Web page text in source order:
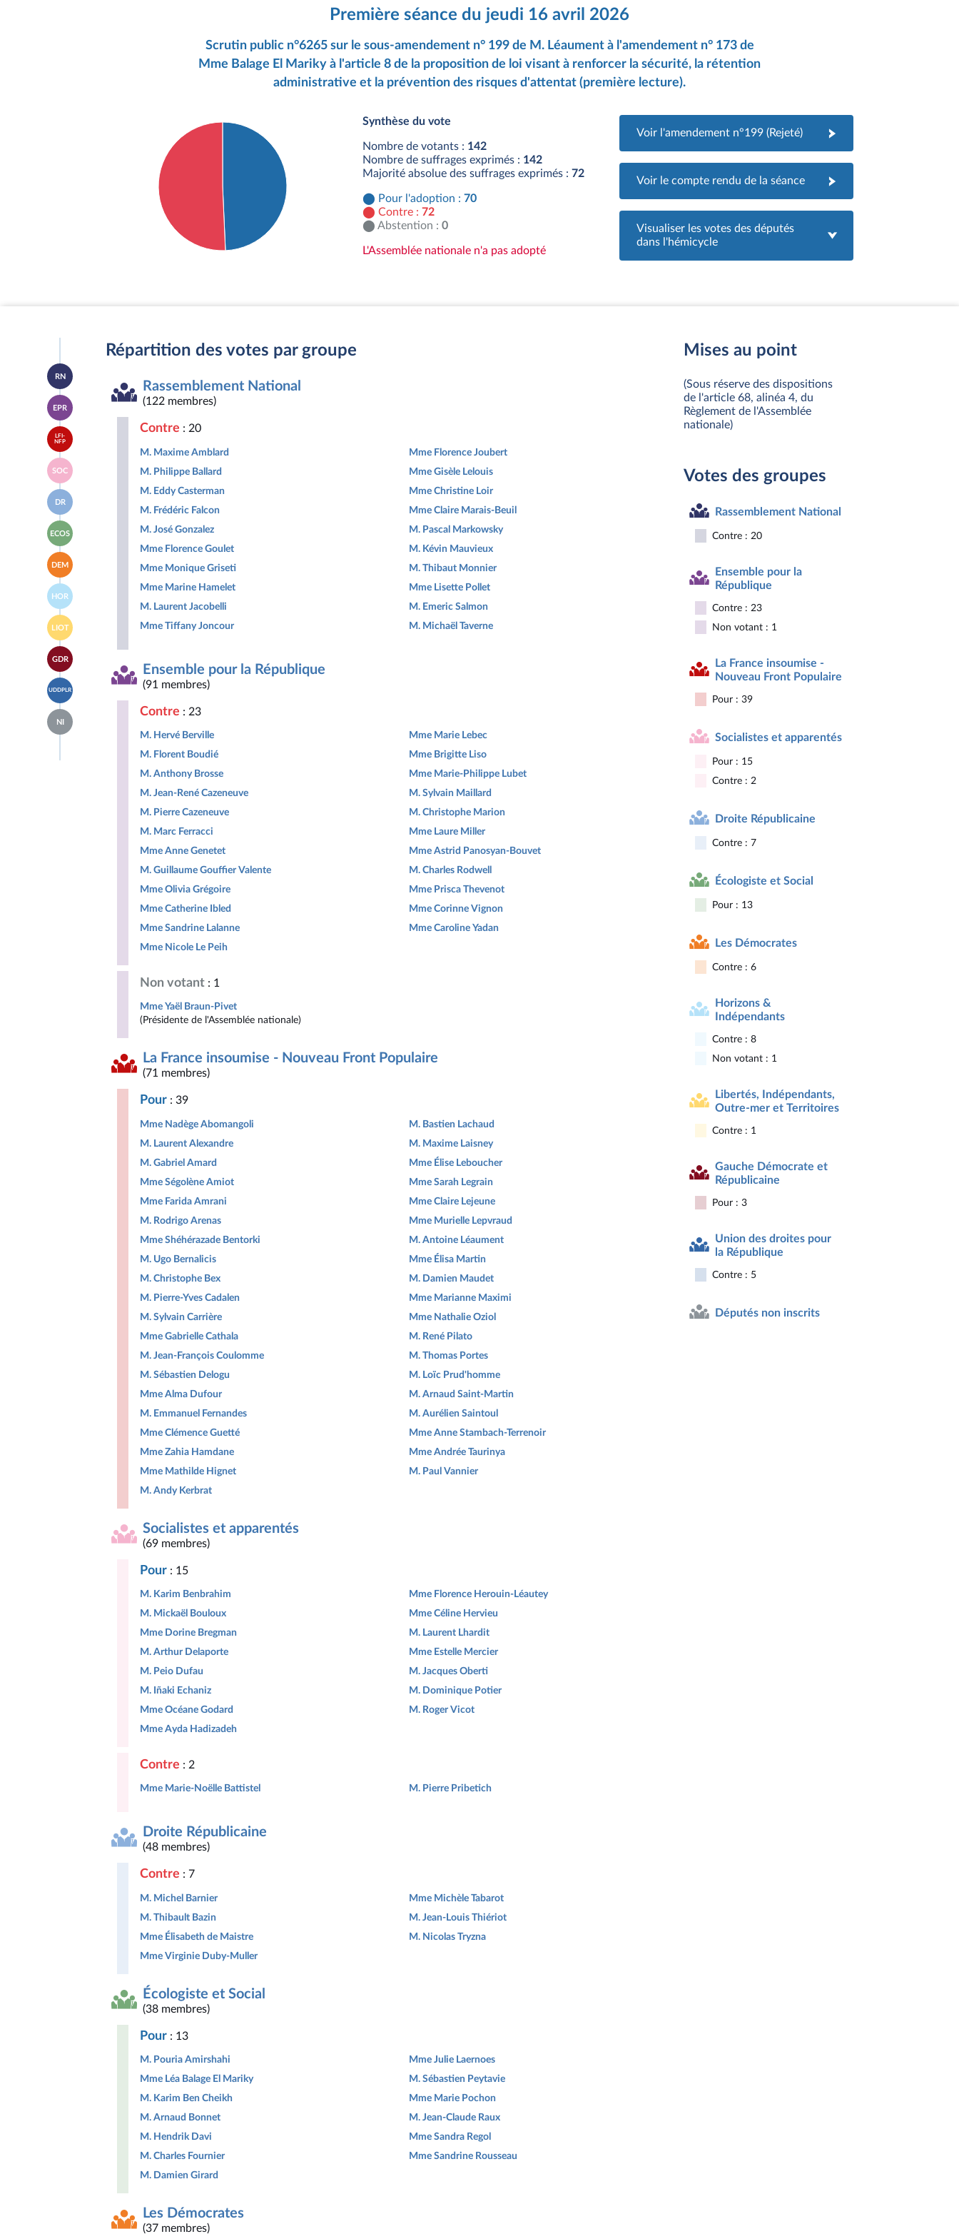
Première séance du jeudi 16 avril 2026
Scrutin public n°6265 sur le sous-amendement n° 199 de M. Léaument à l'amendement n° 173 de
Mme Balage El Mariky à l'article 8 de la proposition de loi visant à renforcer la sécurité, la rétention
administrative et la prévention des risques d'attentat (première lecture).
Synthèse du vote
Nombre de votants : 142
Nombre de suffrages exprimés : 142
Majorité absolue des suffrages exprimés : 72
Pour l'adoption : 70
Contre : 72
Abstention : 0
L'Assemblée nationale n'a pas adopté
Voir l'amendement n°199 (Rejeté)
Voir le compte rendu de la séance
Visualiser les votes des députés
dans l'hémicycle
Accéder
à la
page
du
groupe
Rassemblement
National
RN
Accéder
à la
page
du
groupe
Ensemble
pour
la
République
EPR
Accéder
à la
page
du
groupe
La
France
insoumise
-
Nouveau
Front
Populaire
LFI-
NFP
Accéder
à la
page
du
groupe
Socialistes
et
apparentés
SOC
Accéder
à la
page
du
groupe
Droite
Républicaine
DR
Accéder
à la
page
du
groupe
Écologiste
et
Social
ECOS
Accéder
à la
page
du
groupe
Les
Démocrates
DEM
Accéder
à la
page
du
groupe
Horizons
&
Indépendants
HOR
Accéder
à la
page
du
groupe
Libertés,
Indépendants,
Outre-
mer
et
Territoires
LIOT
Accéder
à la
page
du
groupe
Gauche
Démocrate
et
GDR
Accéder
à la
page
du
groupe
droites
UDDPLR
Accéder
à la
page
groupe
NI
Répartition des votes par groupe
Rassemblement National
(122 membres)
Contre : 20
M. Maxime Amblard
M. Philippe Ballard
M. Eddy Casterman
M. Frédéric Falcon
M. José Gonzalez
Mme Florence Goulet
Mme Monique Griseti
Mme Marine Hamelet
M. Laurent Jacobelli
Mme Tiffany Joncour
Mme Florence Joubert
Mme Gisèle Lelouis
Mme Christine Loir
Mme Claire Marais-Beuil
M. Pascal Markowsky
M. Kévin Mauvieux
M. Thibaut Monnier
Mme Lisette Pollet
M. Emeric Salmon
M. Michaël Taverne
Ensemble pour la République
(91 membres)
Contre : 23
M. Hervé Berville
M. Florent Boudié
M. Anthony Brosse
M. Jean-René Cazeneuve
M. Pierre Cazeneuve
M. Marc Ferracci
Mme Anne Genetet
M. Guillaume Gouffier Valente
Mme Olivia Grégoire
Mme Catherine Ibled
Mme Sandrine Lalanne
Mme Nicole Le Peih
Mme Marie Lebec
Mme Brigitte Liso
Mme Marie-Philippe Lubet
M. Sylvain Maillard
M. Christophe Marion
Mme Laure Miller
Mme Astrid Panosyan-Bouvet
M. Charles Rodwell
Mme Prisca Thevenot
Mme Corinne Vignon
Mme Caroline Yadan
Non votant : 1
Mme Yaël Braun-Pivet
(Présidente de l'Assemblée nationale)
La France insoumise - Nouveau Front Populaire
(71 membres)
Pour : 39
Mme Nadège Abomangoli
M. Laurent Alexandre
M. Gabriel Amard
Mme Ségolène Amiot
Mme Farida Amrani
M. Rodrigo Arenas
Mme Shéhérazade Bentorki
M. Ugo Bernalicis
M. Christophe Bex
M. Pierre-Yves Cadalen
M. Sylvain Carrière
Mme Gabrielle Cathala
M. Jean-François Coulomme
M. Sébastien Delogu
Mme Alma Dufour
M. Emmanuel Fernandes
Mme Clémence Guetté
Mme Zahia Hamdane
Mme Mathilde Hignet
M. Andy Kerbrat
M. Bastien Lachaud
M. Maxime Laisney
Mme Élise Leboucher
Mme Sarah Legrain
Mme Claire Lejeune
Mme Murielle Lepvraud
M. Antoine Léaument
Mme Élisa Martin
M. Damien Maudet
Mme Marianne Maximi
Mme Nathalie Oziol
M. René Pilato
M. Thomas Portes
M. Loïc Prud'homme
M. Arnaud Saint-Martin
M. Aurélien Saintoul
Mme Anne Stambach-Terrenoir
Mme Andrée Taurinya
M. Paul Vannier
Socialistes et apparentés
(69 membres)
Pour : 15
M. Karim Benbrahim
M. Mickaël Bouloux
Mme Dorine Bregman
M. Arthur Delaporte
M. Peio Dufau
M. Iñaki Echaniz
Mme Océane Godard
Mme Ayda Hadizadeh
Mme Florence Herouin-Léautey
Mme Céline Hervieu
M. Laurent Lhardit
Mme Estelle Mercier
M. Jacques Oberti
M. Dominique Potier
M. Roger Vicot
Contre : 2
Mme Marie-Noëlle Battistel M. Pierre Pribetich
Droite Républicaine
(48 membres)
Contre : 7
M. Michel Barnier
M. Thibault Bazin
Mme Élisabeth de Maistre
Mme Virginie Duby-Muller
Mme Michèle Tabarot
M. Jean-Louis Thiériot
M. Nicolas Tryzna
Écologiste et Social
(38 membres)
Pour : 13
M. Pouria Amirshahi
Mme Léa Balage El Mariky
M. Karim Ben Cheikh
M. Arnaud Bonnet
M. Hendrik Davi
M. Charles Fournier
M. Damien Girard
Mme Julie Laernoes
M. Sébastien Peytavie
Mme Marie Pochon
M. Jean-Claude Raux
Mme Sandra Regol
Mme Sandrine Rousseau
Les Démocrates
(37 membres)
Mises au point
(Sous réserve des dispositions
de l'article 68, alinéa 4, du
Règlement de l'Assemblée
nationale)
Votes des groupes
Rassemblement National
Contre : 20
Ensemble pour la
République
Contre : 23
Non votant : 1
La France insoumise -
Nouveau Front Populaire
Pour : 39
Socialistes et apparentés
Pour : 15
Contre : 2
Droite Républicaine
Contre : 7
Écologiste et Social
Pour : 13
Les Démocrates
Contre : 6
Horizons &
Indépendants
Contre : 8
Non votant : 1
Libertés, Indépendants,
Outre-mer et Territoires
Contre : 1
Gauche Démocrate et
Républicaine
Pour : 3
Union des droites pour
la République
Contre : 5
Députés non inscrits